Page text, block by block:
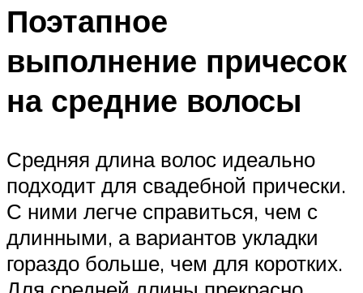
Поэтапное
выполнение причесок
на средние волосы
Средняя длина волос идеально
подходит для свадебной прически.
С ними легче справиться, чем с
длинными, а вариантов укладки
гораздо больше, чем для коротких.